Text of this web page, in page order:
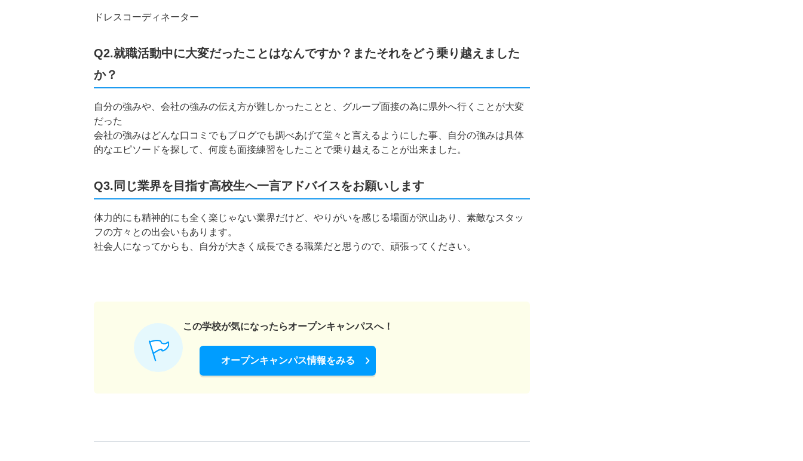
ドレスコーディネーター
Q2.就職活動中に大変だったことはなんですか？またそれをどう乗り越えました
か？
自分の強みや、会社の強みの伝え方が難しかったことと、グループ面接の為に県外へ行くことが大変
だった
会社の強みはどんな口コミでもブログでも調べあげて堂々と言えるようにした事、自分の強みは具体
的なエピソードを探して、何度も面接練習をしたことで乗り越えることが出来ました。
Q3.同じ業界を目指す高校生へ一言アドバイスをお願いします
体力的にも精神的にも全く楽じゃない業界だけど、やりがいを感じる場面が沢山あり、素敵なスタッ
フの方々との出会いもあります。
社会人になってからも、自分が大きく成長できる職業だと思うので、頑張ってください。
この学校が気になったらオープンキャンパスへ！
オープンキャンパス情報をみる